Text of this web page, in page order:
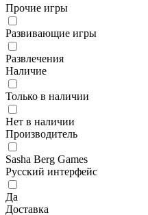
Прочие игры
Развивающие игры
Развлечения
Наличие
Только в наличии
Нет в наличии
Производитель
Sasha Berg Games
Русский интерфейс
Да
Доставка